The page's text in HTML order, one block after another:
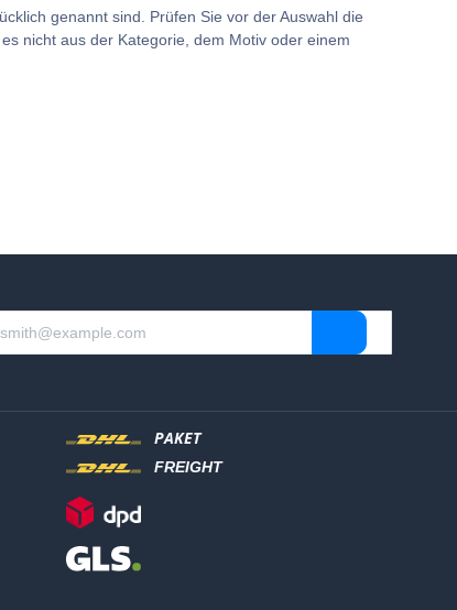
genannt sind. Prüfen Sie vor der Auswahl die
nicht aus der Kategorie, dem Motiv oder einem
PAKET
FREIGHT